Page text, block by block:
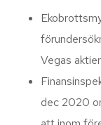
Vegas aktier.
dec 2020